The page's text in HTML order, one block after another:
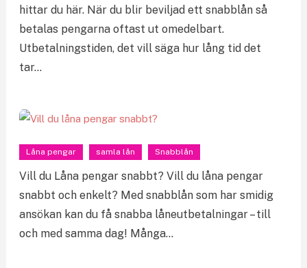
hittar du här. När du blir beviljad ett snabblån så
betalas pengarna oftast ut omedelbart.
Utbetalningstiden, det vill säga hur lång tid det
tar…
Låna pengar samla lån Snabblån
Vill du Låna pengar snabbt? Vill du låna pengar
snabbt och enkelt? Med snabblån som har smidig
ansökan kan du få snabba låneutbetalningar – till
och med samma dag! Många…